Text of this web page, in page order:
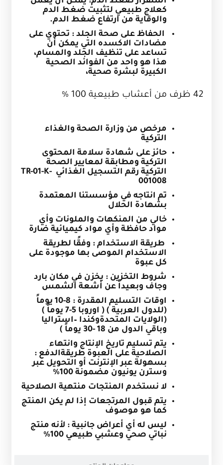
كعلاج طبيعي لتثبيت ضغط الدم
والوقاية من ارتفاع ضغط الدم.
الحفاظ على صحة الجلد : تحتوي على
مضادات الاكسده التي يمكن أن
تساعد على تنظيف الجلد والمسام،
هذا هو واحد من الفوائد الصحية
الكبيرة لبشرة صحية،
42 ظرف من أعشاب طبيعية 100 %
مرخص من وزارة الصحة والغذاء
التركية
حائز على شهادة سلامة المحتوى
التركية ومطابقة لمعايير الصحة
التركية رقم التسجيل الغذائي TR-01-K-
001008
تم انتاجه في مؤسستنا المعتمدة
بشهادة الحلال
خالي من المنكهات والملونات وأي
مواد حافظة وأي مواد كيميائية ضارة
طريقة الاستخدام : وفقًا لطريقة
الاستخدام الموصى بها موجودة على
كل عبوة
شروط التخزين : يخزن في مكان بارد
وجاف وبعيداً عن أشعة الشمس
اوقات التسليم المقدرة :
8-10 يوماً
(للدول العربية ) ( اوروبا 5-7 يوماً )
(الولايات المتحدةوكندا –استراليا
وباقي الدول من 18 -30 يوماً )
يتم تسليم تاريخ الإنتاج وانتهاء
الصلاحية على العبوة طريقةالدفع :
بسهولة عبر الإنترنت أو التحويل عبر
وسترن يونيون مضمونة 100%
لا نستخدم المنتجات منتهية الصلاحية
يتم قبول المرتجعات إذا لم يكن المنتج
كما هو موصوف
ليس له أي أعراض جانبية : لأنه منتج
نباتي صحي وعشبي طبيعي 100
%